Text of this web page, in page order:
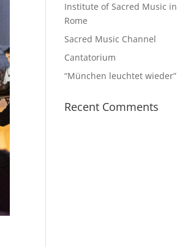
Institute of Sacred Music in
Rome
Sacred Music Channel
Cantatorium
“München leuchtet wieder”
Recent Comments